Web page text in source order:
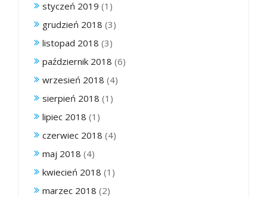
styczeń 2019 (1)
grudzień 2018 (3)
listopad 2018 (3)
październik 2018 (6)
wrzesień 2018 (4)
sierpień 2018 (1)
lipiec 2018 (1)
czerwiec 2018 (4)
maj 2018 (4)
kwiecień 2018 (1)
marzec 2018 (2)